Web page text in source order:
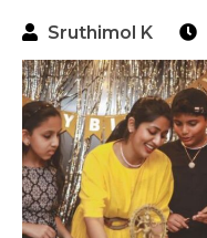
Sruthimol K